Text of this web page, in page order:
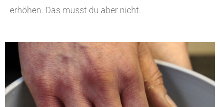
erhöhen. Das musst du aber nicht.